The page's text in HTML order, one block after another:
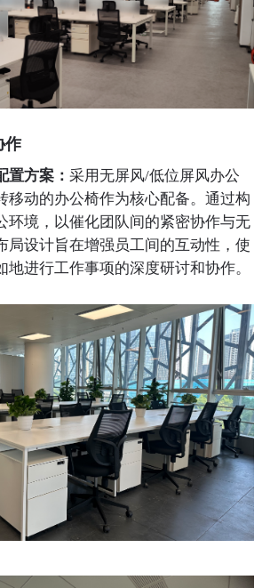
作
置方案： 采用无屏风/低位屏风办公
移动的办公椅作为核心配备。通过构
环境，以催化团队间的紧密协作与无
局设计旨在增强员工间的互动性，使
地进行工作事项的深度研讨和协作。